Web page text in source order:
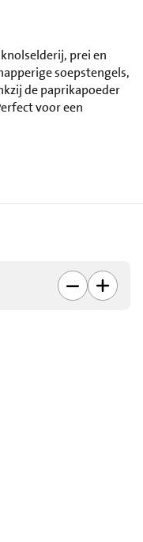
prei en
soepstengels,
de paprikapoeder
voor een